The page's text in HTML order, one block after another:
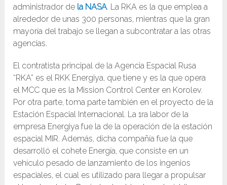
administrador de la NASA. La RKA es la que emplea a
alrededor de unas 300 personas, mientras que la gran
mayoría del trabajo se llegan a subcontratar a las otras
agencias.
El contratista principal de la Agencia Espacial Rusa
“RKA” es el RKK Energiya, que tiene y es la que opera
el MCC que es la Mission Control Center en Korolev.
Por otra parte, toma parte también en el proyecto de la
Estación Espacial Internacional. La 1ra labor de la
empresa Energiya fue la de la operación de la estación
espacial MIR. Además, dicha compañía fue la que
desarrolló el cohete Energía, que consiste en un
vehículo pesado de lanzamiento de los ingenios
espaciales, el cual es utilizado para llegar a propulsar